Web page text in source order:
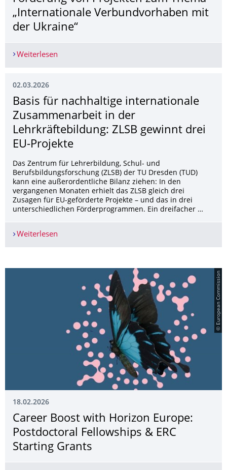
„Internationale Verbundvorhaben mit
der Ukraine“
Weiterlesen
02.03.2026
Basis für nachhaltige internationale
Zusammenarbeit in der
Lehrkräftebildung: ZLSB gewinnt drei
EU-Projekte
Das Zentrum für Lehrerbildung, Schul- und
Berufsbildungsforschung (ZLSB) der TU Dresden (TUD)
kann eine außerordentliche Bilanz ziehen: In den
vergangenen Monaten erhielt das ZLSB gleich drei
Zusagen für EU-geförderte Projekte – und das in drei
unterschiedlichen Förderprogrammen. Ein dreifacher …
Weiterlesen
© European Commission
18.02.2026
Career Boost with Horizon Europe:
Postdoctoral Fellowships & ERC
Starting Grants